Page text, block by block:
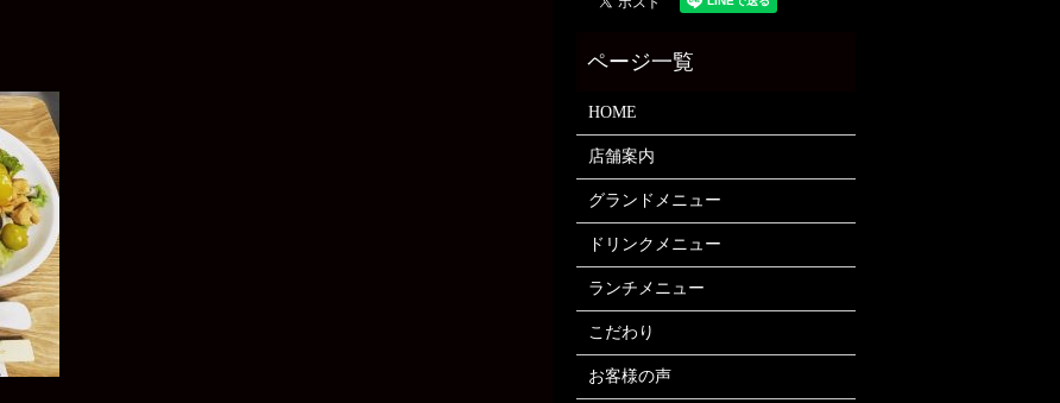
HOME
店舗案内
グランドメニュー
ドリンクメニュー
ランチメニュー
こだわり
お客様の声